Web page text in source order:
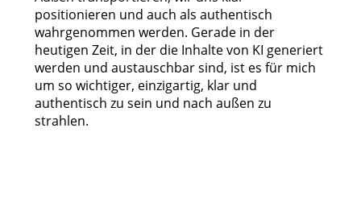
positionieren und auch als authentisch
wahrgenommen werden. Gerade in der
heutigen Zeit, in der die Inhalte von KI generiert
werden und austauschbar sind, ist es für mich
um so wichtiger, einzigartig, klar und
authentisch zu sein und nach außen zu
strahlen.